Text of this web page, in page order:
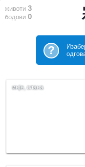
животи 3
бодови 0
?
инје, слана